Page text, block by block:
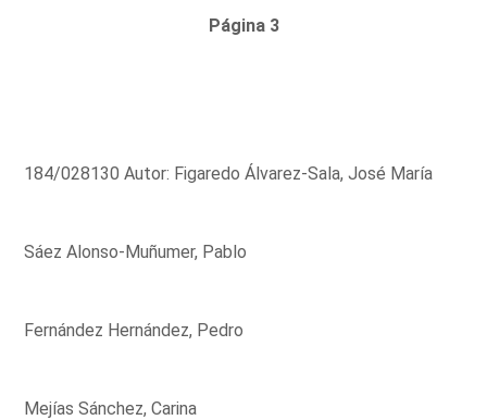
Página 3
184/028130 Autor: Figaredo Álvarez-Sala, José María
Sáez Alonso-Muñumer, Pablo
Fernández Hernández, Pedro
Mejías Sánchez, Carina